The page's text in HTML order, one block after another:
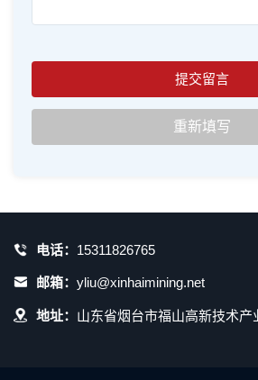
电话： 15311826765
邮箱： yliu@xinhaimining.net
地址： 山东省烟台市福山高新技术产